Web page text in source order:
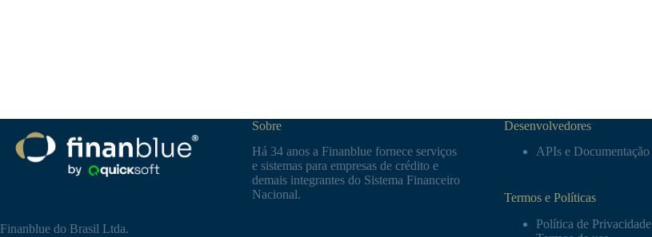
Finanblue do Brasil Ltda.
Sobre
Há 34 anos a Finanblue fornece serviços
e sistemas para empresas de crédito e
demais integrantes do Sistema Financeiro
Nacional.
Desenvolvedores
APIs e Documentação
Termos e Políticas
Política de Privacidade